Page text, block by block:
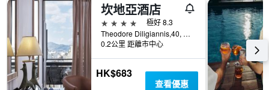
坎地亞酒店
4星級
極好 8.3
Theodore Diligiannis,40, 雅典, 希臘
0.2公里 距離市中心
HK$683
查看優惠